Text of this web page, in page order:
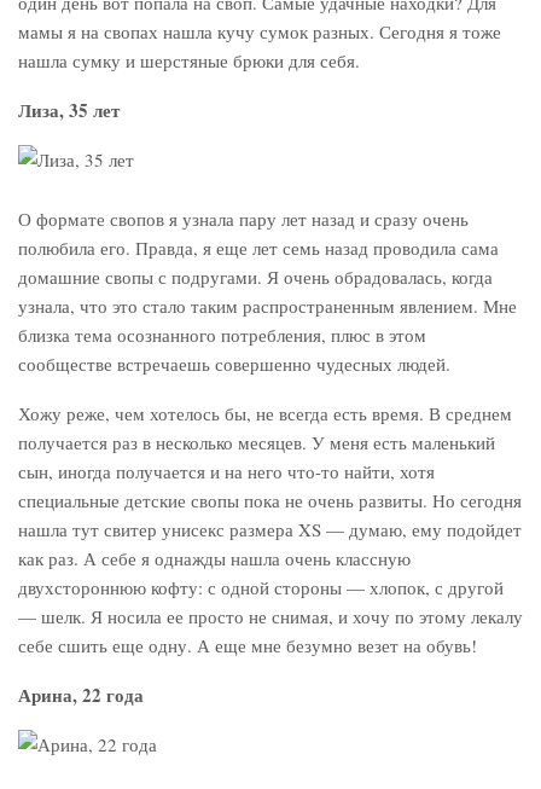
мамы я на свопах нашла кучу сумок разных. Сегодня я тоже
нашла сумку и шерстяные брюки для себя.
Лиза, 35 лет
О формате свопов я узнала пару лет назад и сразу очень
полюбила его. Правда, я еще лет семь назад проводила сама
домашние свопы с подругами. Я очень обрадовалась, когда
узнала, что это стало таким распространенным явлением. Мне
близка тема осознанного потребления, плюс в этом
сообществе встречаешь совершенно чудесных людей.
Хожу реже, чем хотелось бы, не всегда есть время. В среднем
получается раз в несколько месяцев. У меня есть маленький
сын, иногда получается и на него что-то найти, хотя
специальные детские свопы пока не очень развиты. Но сегодня
нашла тут свитер унисекс размера XS — думаю, ему подойдет
как раз. А себе я однажды нашла очень классную
двухстороннюю кофту: с одной стороны — хлопок, с другой
— шелк. Я носила ее просто не снимая, и хочу по этому лекалу
себе сшить еще одну. А еще мне безумно везет на обувь!
Арина, 22 года